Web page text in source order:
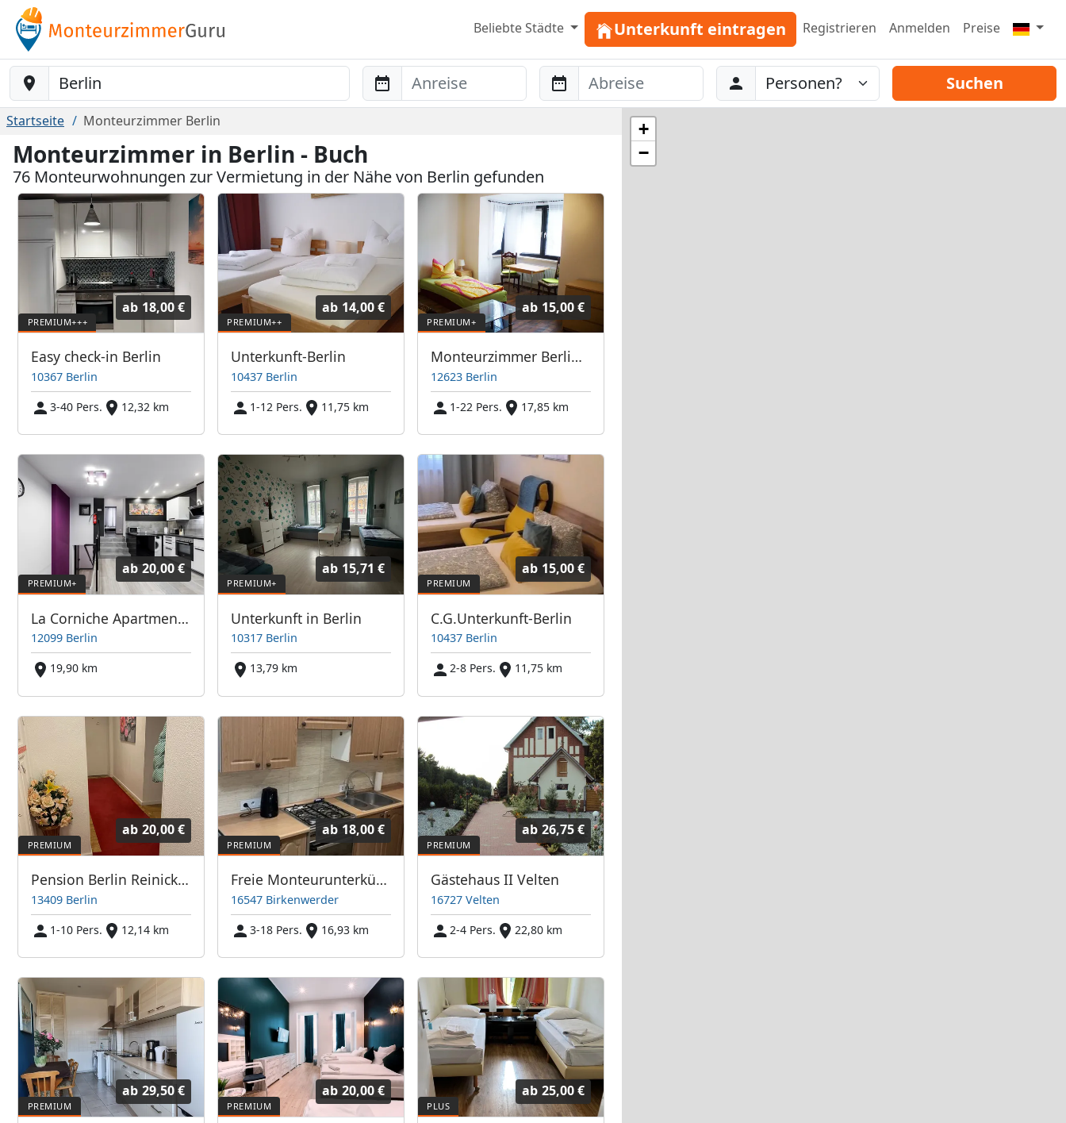
Beliebte Städte Unterkunft eintragen Registrieren Anmelden Preise
Baustelle-Location Anreise Abreise Abreise
Personen Suchen
Startseite Monteurzimmer Berlin
Monteurzimmer in Berlin - Buch
76 Monteurwohnungen zur Vermietung in der Nähe von Berlin gefunden
ab 18,00 €
Easy check-in Berlin
10367 Berlin
3-40 Pers.
12,32 km
ab 14,00 €
Unterkunft-Berlin
10437 Berlin
1-12 Pers.
11,75 km
ab 15,00 €
Monteurzimmer Berlin Ost
12623 Berlin
1-22 Pers.
17,85 km
ab 20,00 €
La Corniche Apartments GmbH "feel at home"
12099 Berlin
19,90 km
ab 15,71 €
Unterkunft in Berlin
10317 Berlin
13,79 km
ab 15,00 €
C.G.Unterkunft-Berlin
10437 Berlin
2-8 Pers.
11,75 km
ab 20,00 €
Pension Berlin Reinickendorf
13409 Berlin
1-10 Pers.
12,14 km
ab 18,00 €
Freie Monteurunterkünfte in Birkenwerder – JETZT anrufen! Wir sprechen auch Polnisch
16547 Birkenwerder
3-18 Pers.
16,93 km
ab 26,75 €
Gästehaus II Velten
16727 Velten
2-4 Pers.
22,80 km
ab 29,50 € ab 20,00 € ab 25,00 €
+
−